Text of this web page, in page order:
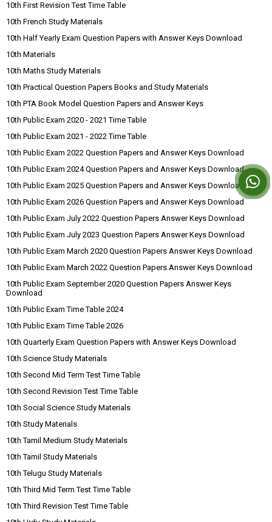
10th First Revision Test Time Table
10th French Study Materials
10th Half Yearly Exam Question Papers with Answer Keys Download
10th Materials
10th Maths Study Materials
10th Practical Question Papers Books and Study Materials
10th PTA Book Model Question Papers and Answer Keys
10th Public Exam 2020 - 2021 Time Table
10th Public Exam 2021 - 2022 Time Table
10th Public Exam 2022 Question Papers and Answer Keys Download
10th Public Exam 2024 Question Papers and Answer Keys Download
10th Public Exam 2025 Question Papers and Answer Keys Download
10th Public Exam 2026 Question Papers and Answer Keys Download
10th Public Exam July 2022 Question Papers Answer Keys Download
10th Public Exam July 2023 Question Papers Answer Keys Download
10th Public Exam March 2020 Question Papers Answer Keys Download
10th Public Exam March 2022 Question Papers Answer Keys Download
10th Public Exam September 2020 Question Papers Answer Keys
Download
10th Public Exam Time Table 2024
10th Public Exam Time Table 2026
10th Quarterly Exam Question Papers with Answer Keys Download
10th Science Study Materials
10th Second Mid Term Test Time Table
10th Second Revision Test Time Table
10th Social Science Study Materials
10th Study Materials
10th Tamil Medium Study Materials
10th Tamil Study Materials
10th Telugu Study Materials
10th Third Mid Term Test Time Table
10th Third Revision Test Time Table